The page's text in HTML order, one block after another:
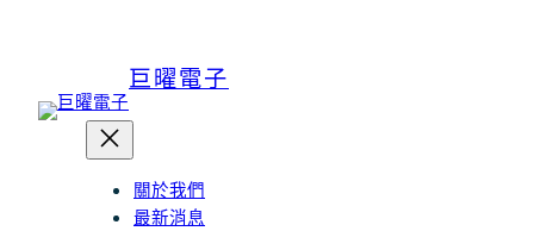
巨曜電子
關於我們
最新消息